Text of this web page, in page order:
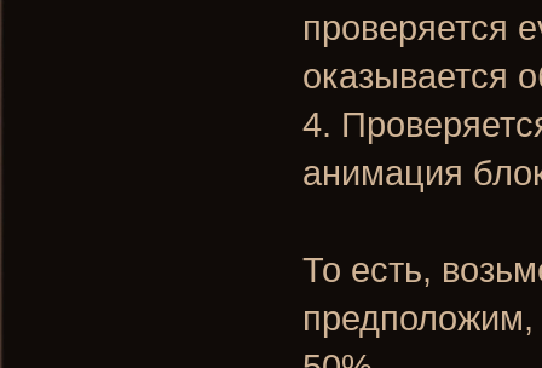
проверяется
оказывается
4.
анимация
То есть,
предположим,